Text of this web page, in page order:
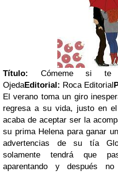
Título: Cómeme si te
OjedaEditorial: Roca Editorial
El verano toma un giro
regresa a su vida, justo en
acaba de aceptar ser la
su prima Helena para ganar
advertencias de su tía
solamente tendrá que
aparentando y después